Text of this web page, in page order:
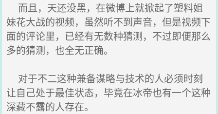
而且，天还没黑，在微博上就掀起了塑料姐
妹花大战的视频，虽然听不到声音，但是视频下
面的评论里，已经有无数种猜测，不过即便那么
多的猜测，也全无正确。
对于不二这种兼备谋略与技术的人必须时刻
让自己处于最佳状态，毕竟在冰帝也有一个这种
深藏不露的人存在。